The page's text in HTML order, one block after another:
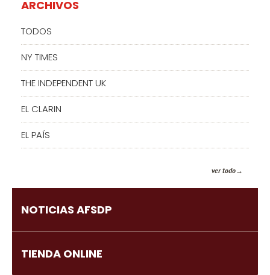
ARCHIVOS
TODOS
NY TIMES
THE INDEPENDENT UK
EL CLARIN
EL PAÍS
ver todo
NOTICIAS AFSDP
TIENDA ONLINE